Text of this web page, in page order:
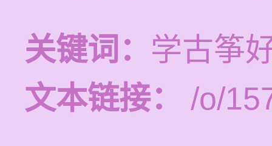
关键词： 学古筝
文本链接：
/o/